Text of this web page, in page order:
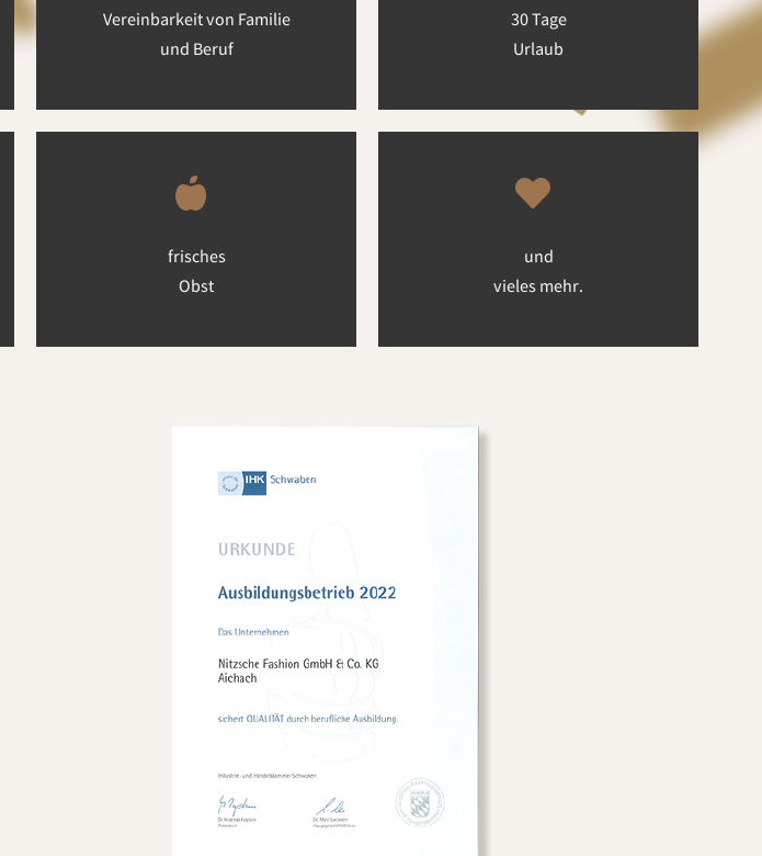
Vereinbarkeit von Familie
und Beruf
30 Tage
Urlaub
frisches
Obst
und
vieles mehr.